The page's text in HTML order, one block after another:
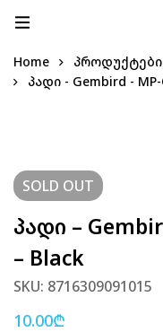
Home პროდუქტები
პადი - Gembird - MP-
SOLD OUT
Პადი –
– Black
SKU: 8716309091015
10.00₾